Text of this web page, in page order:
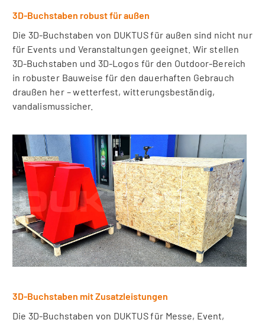
3D-Buchstaben robust für außen
Die 3D-Buchstaben von DUKTUS für außen sind nicht nur
für Events und Veranstaltungen geeignet. Wir stellen
3D-Buchstaben und 3D-Logos für den Outdoor-Bereich
in robuster Bauweise für den dauerhaften Gebrauch
draußen her – wetterfest, witterungsbeständig,
vandalismussicher.
3D-Buchstaben mit Zusatzleistungen
Die 3D-Buchstaben von DUKTUS für Messe, Event,